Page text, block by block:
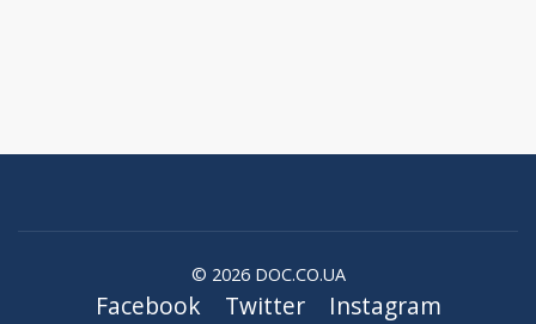
© 2026 DOC.CO.UA
Facebook Twitter Instagram